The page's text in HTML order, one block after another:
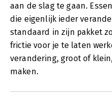
aan de slag te gaan.
die eigenlijk ieder
standaard in zijn pakket
frictie voor je te laten
verandering, groot of
maken.